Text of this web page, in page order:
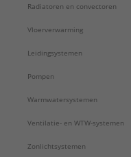
Radiatoren en convectoren
Vloerverwarming
Leidingsystemen
Pompen
Warmwatersystemen
Ventilatie- en WTW-systemen
Zonlichtsystemen